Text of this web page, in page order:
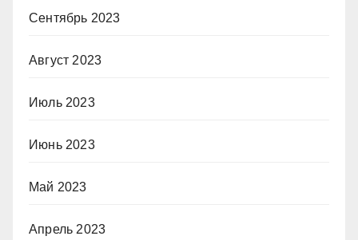
Сентябрь 2023
Август 2023
Июль 2023
Июнь 2023
Май 2023
Апрель 2023